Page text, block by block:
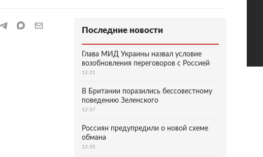
Последние новости
Глава МИД Украины назвал условие
возобновления переговоров с Россией
12:21
В Британии поразились бессовестному
поведению Зеленского
12:37
Россиян предупредили о новой схеме
обмана
12:35